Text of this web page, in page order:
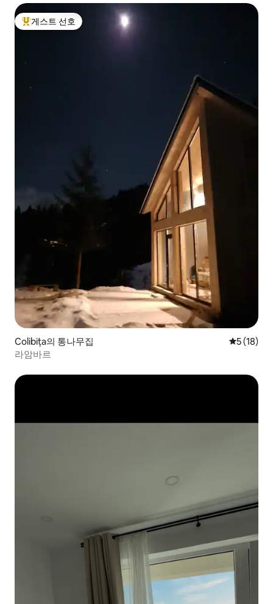
상위 게스트 선호
게스트 선호
Colibița의 통나무집 평점 5점
5 (18)
라암바르